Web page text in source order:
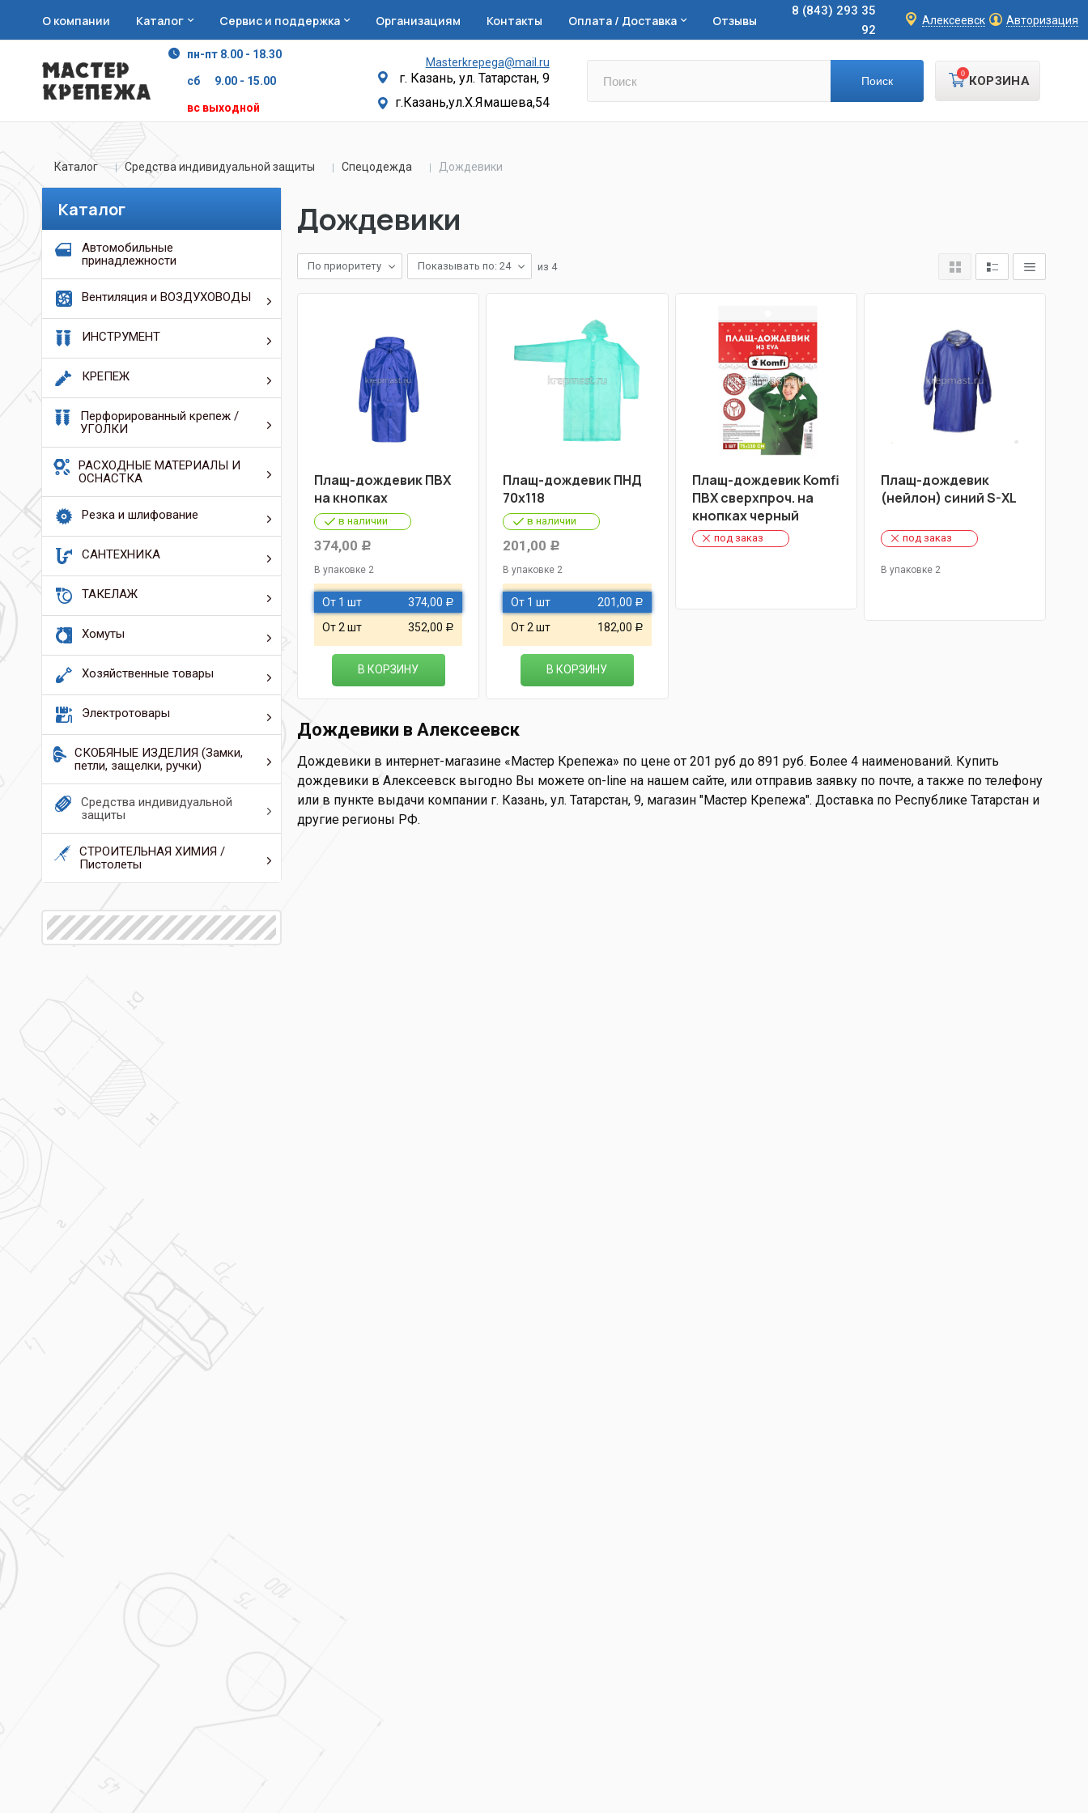
О компании Каталог Сервис и поддержка Организациям Контакты Оплата / Доставка Отзывы
8 (843) 293 35
92
Алексеевск Авторизация
пн-пт 8.00 - 18.30
сб 9.00 - 15.00
вс выходной
Masterkrepega@mail.ru
г. Казань, ул. Татарстан, 9
г.Казань,ул.Х.Ямашева,54
КОРЗИНА
0
Каталог Средства индивидуальной защиты Спецодежда Дождевики
Каталог
Автомобильные
принадлежности
Вентиляция и ВОЗДУХОВОДЫ
ИНСТРУМЕНТ
КРЕПЕЖ
Перфорированный крепеж /
УГОЛКИ
РАСХОДНЫЕ МАТЕРИАЛЫ И
ОСНАСТКА
Резка и шлифование
САНТЕХНИКА
ТАКЕЛАЖ
Хомуты
Хозяйственные товары
Электротовары
СКОБЯНЫЕ ИЗДЕЛИЯ (Замки,
петли, защелки, ручки)
Средства индивидуальной
защиты
СТРОИТЕЛЬНАЯ ХИМИЯ /
Пистолеты
Дождевики
По приоритету Показывать по: 24 из 4
Плащ-дождевик ПВХ
на кнопках
в наличии
374,00 Р
В упаковке 2
От 1 шт 374,00 Р
От 2 шт 352,00 Р
В КОРЗИНУ
Плащ-дождевик ПНД
70х118
в наличии
201,00 Р
В упаковке 2
От 1 шт 201,00 Р
От 2 шт 182,00 Р
В КОРЗИНУ
Плащ-дождевик Komfi
ПВХ сверхпроч. на
кнопках черный
под заказ
Плащ-дождевик
(нейлон) синий S-XL
под заказ
В упаковке 2
Дождевики в Алексеевск
Дождевики в интернет-магазине «Мастер Крепежа» по цене от 201 руб до 891 руб. Более 4 наименований. Купить
дождевики в Алексеевск выгодно Вы можете on-line на нашем сайте, или отправив заявку по почте, а также по телефону
или в пункте выдачи компании г. Казань, ул. Татарстан, 9, магазин "Мастер Крепежа". Доставка по Республике Татарстан и
другие регионы РФ.